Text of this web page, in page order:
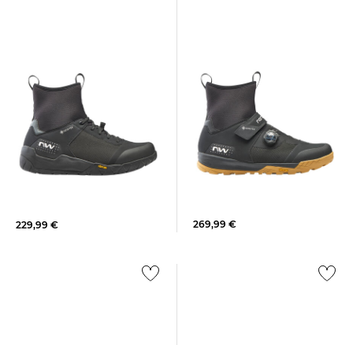
Northwave | Herren
229,99 €
Northwave | Herren
269,99 €